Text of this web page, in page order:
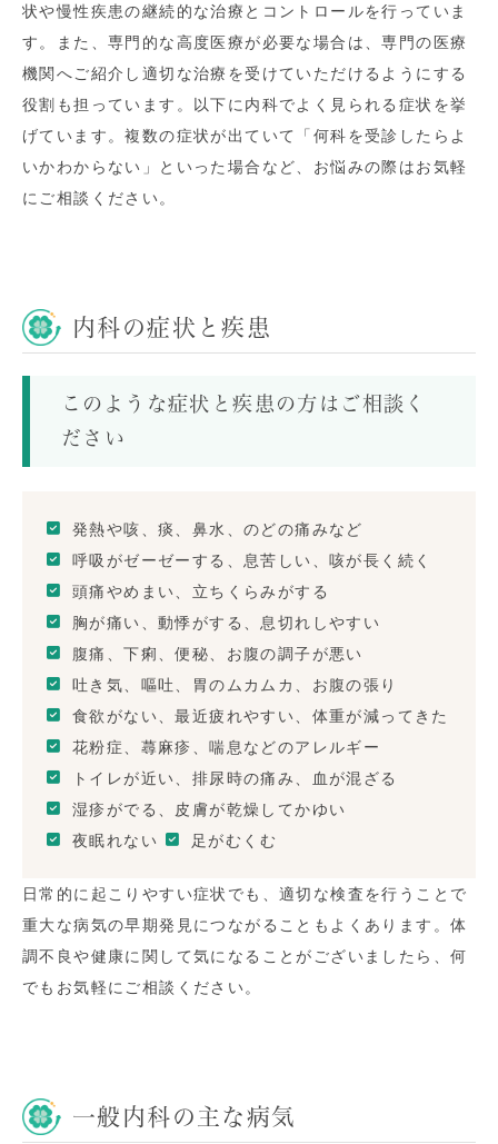
状や慢性疾患の継続的な治療とコントロールを行っていま
す。また、専門的な高度医療が必要な場合は、専門の医療
機関へご紹介し適切な治療を受けていただけるようにする
役割も担っています。以下に内科でよく見られる症状を挙
げています。複数の症状が出ていて「何科を受診したらよ
いかわからない」といった場合など、お悩みの際はお気軽
にご相談ください。
内科の症状と疾患
このような症状と疾患の方はご相談く
ださい
発熱や咳、痰、鼻水、のどの痛みなど
呼吸がゼーゼーする、息苦しい、咳が長く続く
頭痛やめまい、立ちくらみがする
胸が痛い、動悸がする、息切れしやすい
腹痛、下痢、便秘、お腹の調子が悪い
吐き気、嘔吐、胃のムカムカ、お腹の張り
食欲がない、最近疲れやすい、体重が減ってきた
花粉症、蕁麻疹、喘息などのアレルギー
トイレが近い、排尿時の痛み、血が混ざる
湿疹がでる、皮膚が乾燥してかゆい
夜眠れない
足がむくむ
日常的に起こりやすい症状でも、適切な検査を行うことで
重大な病気の早期発見につながることもよくあります。体
調不良や健康に関して気になることがございましたら、何
でもお気軽にご相談ください。
一般内科の主な病気